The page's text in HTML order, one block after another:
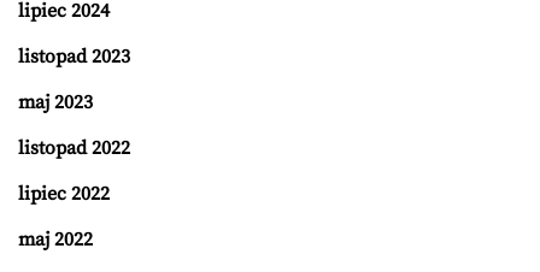
lipiec 2024
listopad 2023
maj 2023
listopad 2022
lipiec 2022
maj 2022